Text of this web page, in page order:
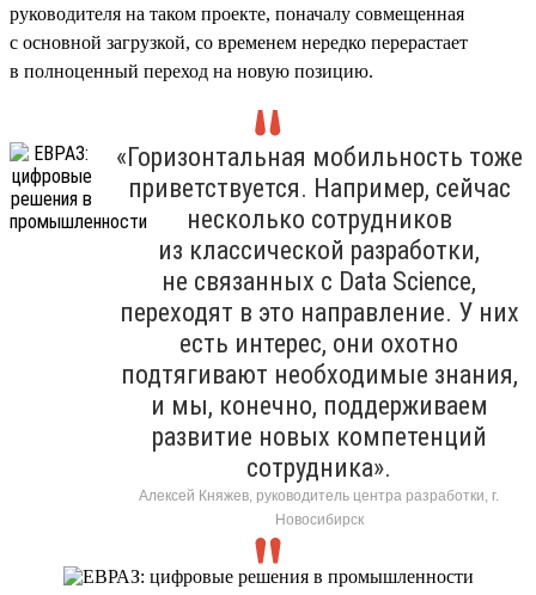
руководителя на таком проекте, поначалу совмещенная
с основной загрузкой, со временем нередко перерастает
в полноценный переход на новую позицию.
«Горизонтальная мобильность тоже
приветствуется. Например, сейчас
несколько сотрудников
из классической разработки,
не связанных с Data Science,
переходят в это направление. У них
есть интерес, они охотно
подтягивают необходимые знания,
и мы, конечно, поддерживаем
развитие новых компетенций
сотрудника».
Алексей Княжев, руководитель центра разработки, г.
Новосибирск